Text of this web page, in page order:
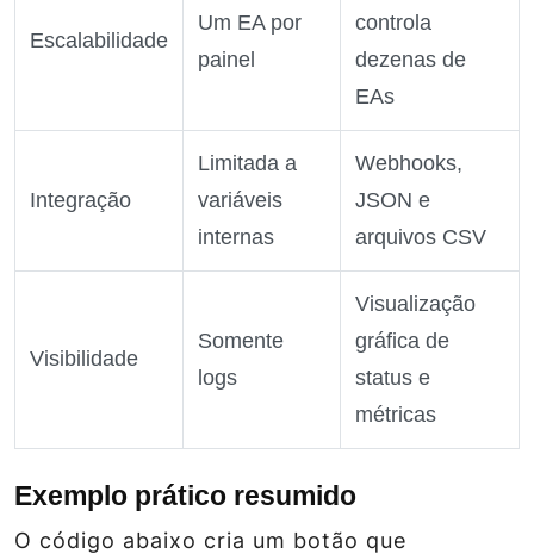
Escalabilidade
Um EA por
painel
controla
dezenas de
EAs
Integração
Limitada a
variáveis
internas
Webhooks,
JSON e
arquivos CSV
Visibilidade
Somente
logs
Visualização
gráfica de
status e
métricas
Exemplo prático resumido
O código abaixo cria um botão que